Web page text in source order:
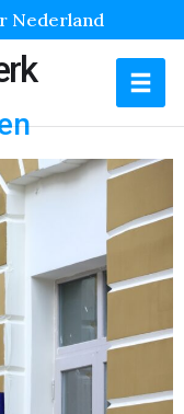
Nederland